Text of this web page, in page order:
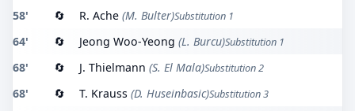
58' 🔄 R. Ache (M. Bulter)Substitution 1
64' 🔄 Jeong Woo-Yeong (L. Burcu)Substitution 1
68' 🔄 J. Thielmann (S. El Mala)Substitution 2
68' 🔄 T. Krauss (D. Huseinbasic)Substitution 3